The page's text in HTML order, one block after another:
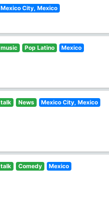
Mexico City, Mexico
music Pop Latino Mexico
talk News Mexico City, Mexico
talk Comedy Mexico